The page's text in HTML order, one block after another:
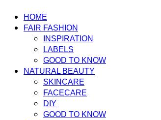
HOME
FAIR FASHION
INSPIRATION
LABELS
GOOD TO KNOW
NATURAL BEAUTY
SKINCARE
FACECARE
DIY
GOOD TO KNOW